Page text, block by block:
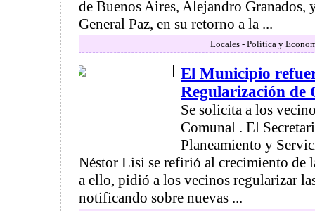
de Buenos Aires, Alejandro Granados,
General Paz, en su retorno a la ...
Locales - Política y
El Municipio
Regularización de
Se solicita a los
Comunal . El
Planeamiento y
Néstor Lisi se refirió al crecimiento de
a ello, pidió a los vecinos regularizar
notificando sobre nuevas ...